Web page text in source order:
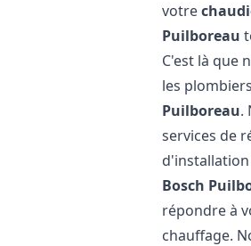
votre
Puilboreau
C'est là que
les
Puilboreau.
services de
Bosch
répondre à
chauffage.